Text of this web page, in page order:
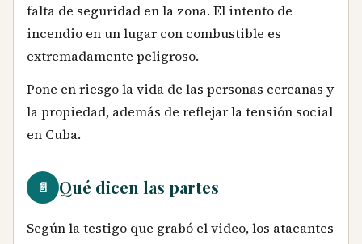
falta de seguridad en la zona. El intento de
incendio en un lugar con combustible es
extremadamente peligroso.
Pone en riesgo la vida de las personas cercanas y
la propiedad, además de reflejar la tensión social
en Cuba.
📄 Qué dicen las partes
Según la testigo que grabó el video, los atacantes